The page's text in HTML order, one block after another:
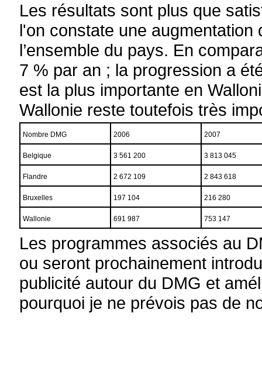
Les résultats sont plus que
l'on constate une augmentation
l’ensemble du pays. En
7 % par an ; la progression a
est la plus importante en
Wallonie reste toutefois très
Nombre DMG 2006 2007
Belgique 3 561 200 3 813 045
Flandre 2 672 109 2 843 618
Bruxelles 197 104 216 280
Wallonie 691 987 753 147
Les programmes associés au
ou seront prochainement
publicité autour du DMG et
pourquoi je ne prévois pas de